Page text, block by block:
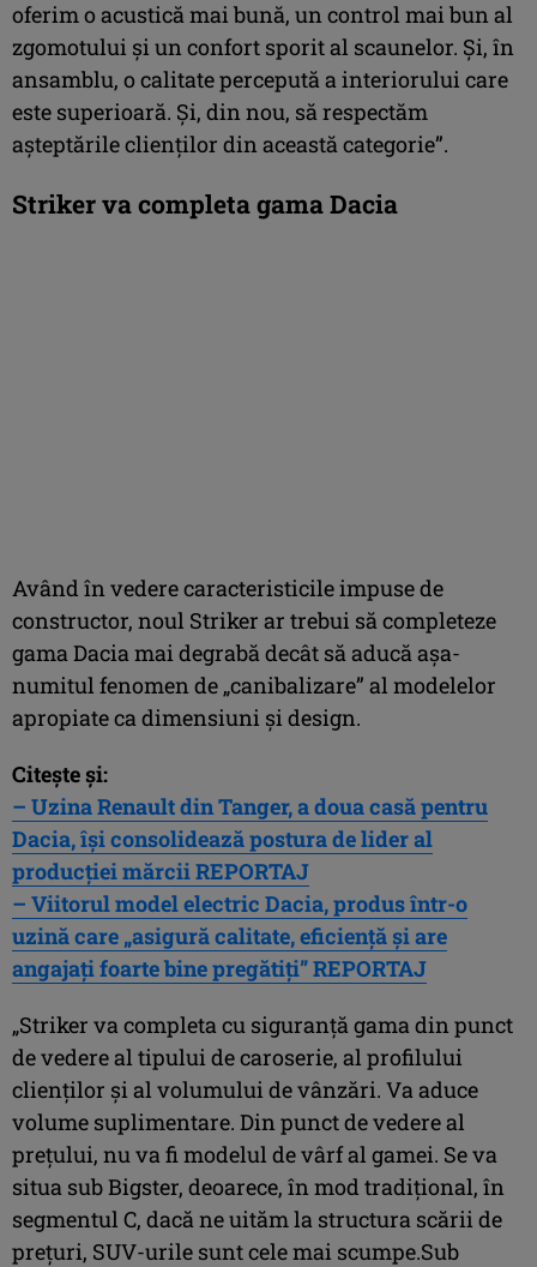
oferim o acustică mai bună, un control mai bun al
zgomotului și un confort sporit al scaunelor. Și, în
ansamblu, o calitate percepută a interiorului care
este superioară. Și, din nou, să respectăm
așteptările clienților din această categorie”.
Striker va completa gama Dacia
Având în vedere caracteristicile impuse de
constructor, noul Striker ar trebui să completeze
gama Dacia mai degrabă decât să aducă așa-
numitul fenomen de „canibalizare” al modelelor
apropiate ca dimensiuni și design.
Citește și:
– Uzina Renault din Tanger, a doua casă pentru
Dacia, își consolidează postura de lider al
producției mărcii REPORTAJ
– Viitorul model electric Dacia, produs într-o
uzină care „asigură calitate, eficiență și are
angajați foarte bine pregătiți” REPORTAJ
„Striker va completa cu siguranță gama din punct
de vedere al tipului de caroserie, al profilului
clienților și al volumului de vânzări. Va aduce
volume suplimentare. Din punct de vedere al
prețului, nu va fi modelul de vârf al gamei. Se va
situa sub Bigster, deoarece, în mod tradițional, în
segmentul C, dacă ne uităm la structura scării de
prețuri, SUV-urile sunt cele mai scumpe.Sub